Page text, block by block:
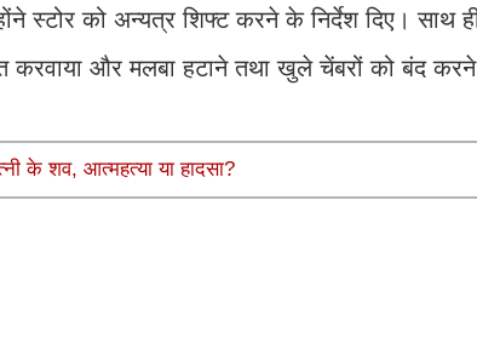
स्टोर को अन्यत्र शिफ्ट करने के निर्देश दिए। साथ
करवाया और मलबा हटाने तथा खुले चेंबरों को बंद
के शव, आत्महत्या या हादसा?